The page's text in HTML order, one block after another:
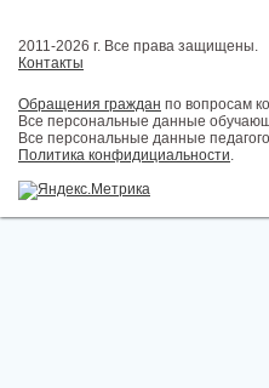
2011-2026 г. Все права защищены.
Контакты
Обращения граждан по вопросам
Все персональные данные
Все персональные данные
Политика конфидициальности.